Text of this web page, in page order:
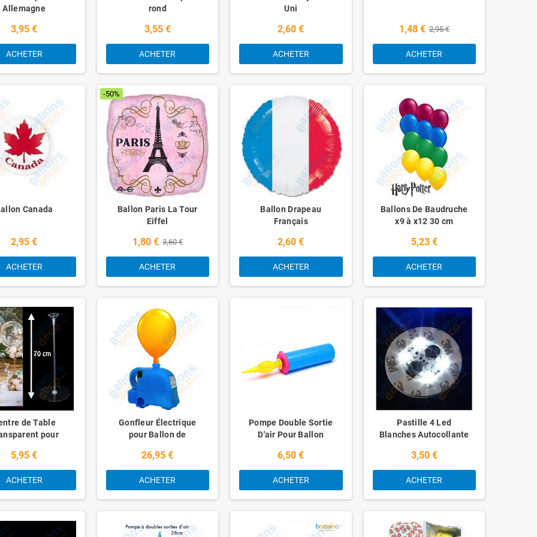
Allemagne
3,95 €
ACHETER
rond
3,55 €
ACHETER
Uni
2,60 €
ACHETER
1,48 € 2,95 €
ACHETER
Canada
2,95 €
ACHETER
-50%
Ballon Paris La Tour
Eiffel
1,80 € 3,60 €
ACHETER
Ballon Drapeau
Français
2,60 €
ACHETER
Ballons De Baudruche
x9 à x12 30 cm
5,23 €
ACHETER
de Table
pour
5,95 €
ACHETER
Gonfleur Électrique
pour Ballon de
26,95 €
ACHETER
Pompe Double Sortie
D'air Pour Ballon
6,50 €
ACHETER
Pastille 4 Led
Blanches Autocollante
3,50 €
ACHETER